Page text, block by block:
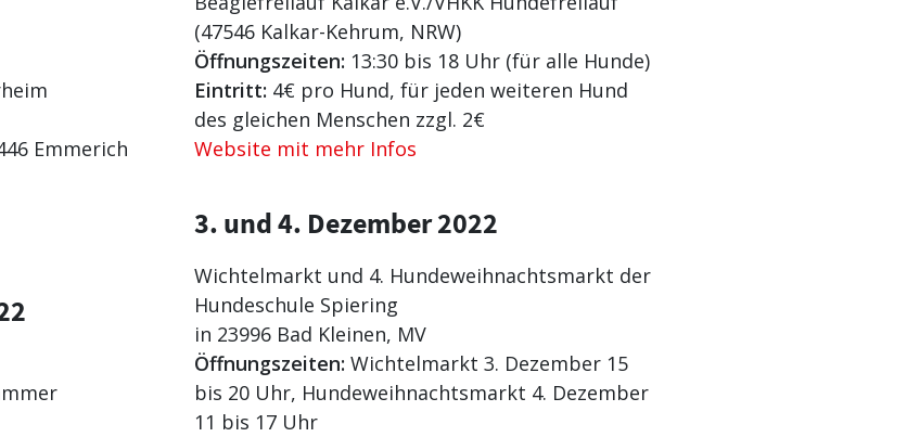
Emmerich
(47546 Kalkar-Kehrum, NRW)
Öffnungszeiten: 13:30 bis 18 Uhr (für alle Hunde)
Eintritt: 4€ pro Hund, für jeden weiteren Hund
des gleichen Menschen zzgl. 2€
Website mit mehr Infos
3. und 4. Dezember 2022
Wichtelmarkt und 4. Hundeweihnachtsmarkt der
Hundeschule Spiering
in 23996 Bad Kleinen, MV
Öffnungszeiten: Wichtelmarkt 3. Dezember 15
bis 20 Uhr, Hundeweihnachtsmarkt 4. Dezember
11 bis 17 Uhr